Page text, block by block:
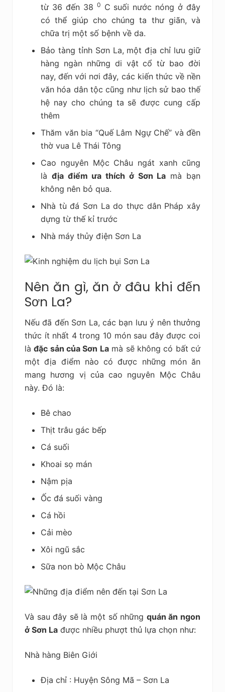
từ 36 đến 38 0 C suối nước nóng ở đây
có thể giúp cho chúng ta thư giãn, và
chữa trị một số bệnh về da.
Bảo tàng tỉnh Sơn La, một địa chỉ lưu giữ
hàng ngàn những di vật cổ từ bao đời
nay, đến với nơi đây, các kiến thức về nền
văn hóa dân tộc cũng như lịch sử bao thế
hệ nay cho chúng ta sẽ được cung cấp
thêm
Thăm văn bia “Quế Lâm Ngự Chế” và đền
thờ vua Lê Thái Tông
Cao nguyên Mộc Châu ngát xanh cũng
là địa điểm ưa thích ở Sơn La mà bạn
không nên bỏ qua.
Nhà tù đá Sơn La do thực dân Pháp xây
dựng từ thế kỉ trước
Nhà máy thủy điện Sơn La
Nên ăn gì, ăn ở đâu khi đến
Sơn La?
Nếu đã đến Sơn La, các bạn lưu ý nên thưởng
thức ít nhất 4 trong 10 món sau đây được coi
làđặc sản của Sơn Lamà sẽ không có bất cứ
một địa điểm nào có được những món ăn
mang hương vị của cao nguyên Mộc Châu
này. Đó là:
Bê chao
Thịt trâu gác bếp
Cá suối
Khoai sọ mán
Nậm pịa
Ốc đá suối vàng
Cá hồi
Cải mèo
Xôi ngũ sắc
Sữa non bò Mộc Châu
Và sau đây sẽ là một số những quán ăn ngon
ở Sơn La được nhiều phượt thủ lựa chọn như:
Nhà hàng Biên Giới
Địa chỉ : Huyện Sông Mã – Sơn La